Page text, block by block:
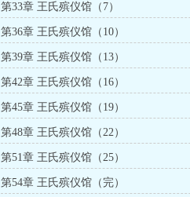
第33章 王氏殡仪馆（7）
第36章 王氏殡仪馆（10）
第39章 王氏殡仪馆（13）
第42章 王氏殡仪馆（16）
第45章 王氏殡仪馆（19）
第48章 王氏殡仪馆（22）
第51章 王氏殡仪馆（25）
第54章 王氏殡仪馆（完）